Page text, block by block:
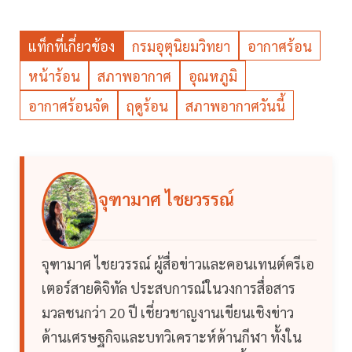
แท็กที่เกี่ยวข้อง กรมอุตุนิยมวิทยา
อากาศร้อน
หน้าร้อน
สภาพอากาศ
อุณหภูมิ
อากาศร้อนจัด
ฤดูร้อน สภาพอากาศวันนี้
จุฑามาศ ไชยวรรณ์
จุฑามาศ ไชยวรรณ์ ผู้สื่อข่าวและคอนเทนต์ครีเอ
เตอร์สายดิจิทัล ประสบการณ์ในวงการสื่อสาร
มวลชนกว่า 20 ปี เชี่ยวชาญงานเขียนเชิงข่าว
ด้านเศรษฐกิจและบทวิเคราะห์ด้านกีฬา ทั้งใน